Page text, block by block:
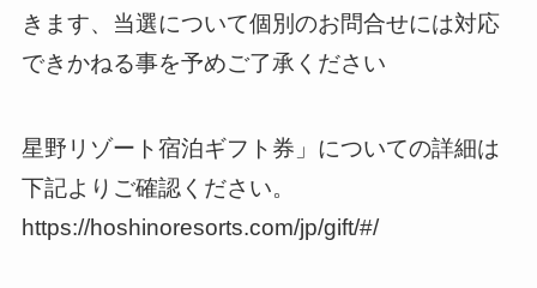
きます、当選について個別のお問合せには対応
できかねる事を予めご了承ください
星野リゾート宿泊ギフト券」についての詳細は
下記よりご確認ください。
https://hoshinoresorts.com/jp/gift/#/